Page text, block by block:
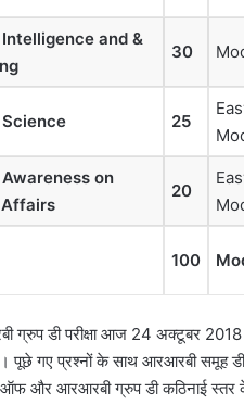
and &
30
25
on
20
100
ग्रुप डी परीक्षा आज 24 अक्टूबर
है। पूछे गए प्रश्नों के साथ आरआरबी
ऑफ और आरआरबी ग्रुप डी कठिनाई